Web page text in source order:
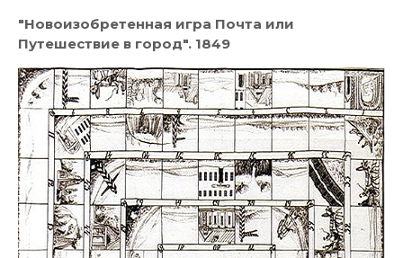
"Новоизобретенная игра Почта или
Путешествие в город". 1849